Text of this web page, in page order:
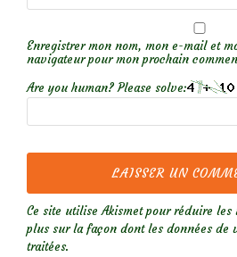
Enregistrer mon nom, mon e-mail et
navigateur pour mon prochain
Are you human? Please solve:
Ce site utilise Akismet pour réduire les
plus sur la façon dont les données de
traitées.